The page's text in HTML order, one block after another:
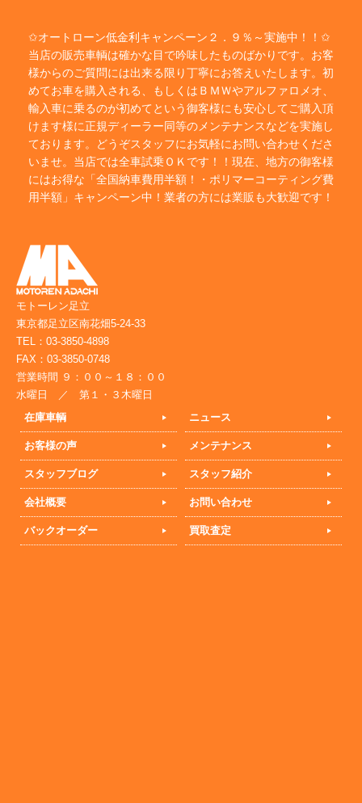
✩オートローン低金利キャンペーン２．９％～実施中！！✩
当店の販売車輌は確かな目で吟味したものばかりです。お客
様からのご質問には出来る限り丁寧にお答えいたします。初
めてお車を購入される、もしくはＢＭＷやアルファロメオ、
輸入車に乗るのが初めてという御客様にも安心してご購入頂
けます様に正規ディーラー同等のメンテナンスなどを実施し
ております。どうぞスタッフにお気軽にお問い合わせくださ
いませ。当店では全車試乗ＯＫです！！現在、地方の御客様
にはお得な「全国納車費用半額！・ポリマーコーティング費
用半額」キャンペーン中！業者の方には業販も大歓迎です！
モトーレン足立
東京都足立区南花畑5-24-33
TEL：03-3850-4898
FAX：03-3850-0748
営業時間 ９：００～１８：００
水曜日 ／ 第１・３木曜日
在庫車輌
ニュース
お客様の声 メンテナンス
スタッフブログ スタッフ紹介
会社概要 お問い合わせ
バックオーダー 買取査定